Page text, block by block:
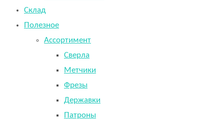
Склад
Полезное
Ассортимент
Сверла
Метчики
Фрезы
Державки
Патроны